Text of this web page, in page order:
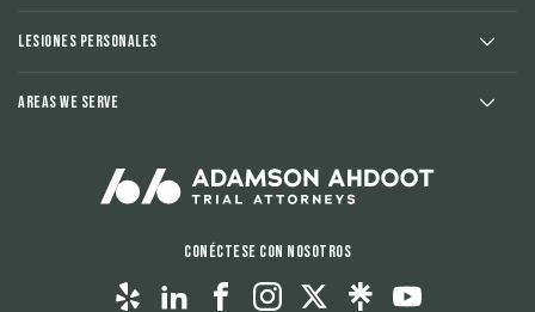
Lesiones Personales
Areas We Serve
Conéctese con nosotros